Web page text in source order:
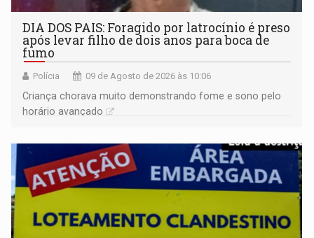
DIA DOS PAIS: Foragido por latrocínio é preso
após levar filho de dois anos para boca de
fumo
Polícia 09 de Agosto de 2026 às 10:06
Criança chorava muito demonstrando fome e sono pelo
horário avançado